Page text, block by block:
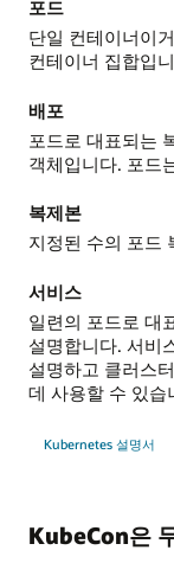
포드
단일 컨테이너이
컨테이너 집합입
배포
포드로 대표되는
객체입니다. 포드
복제본
지정된 수의 포드
서비스
일련의 포드로 대
설명합니다. 서비
설명하고 클러스
데 사용할 수 있습
Kubernetes 설명서
KubeCon은